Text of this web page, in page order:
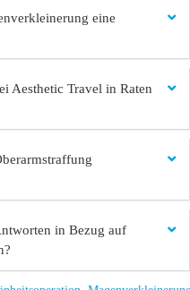
eine
Aesthetic Travel in Raten
in Bezug auf